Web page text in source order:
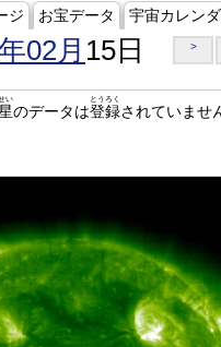
ジ お宝データ 宇宙カレン
02月 15日 >
い
のデータは登録
とうろく
されていませ